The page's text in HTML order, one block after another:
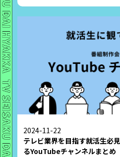
2024-11-22
テレビ業界を目指す就活生必
るYouTubeチャンネルまとめ